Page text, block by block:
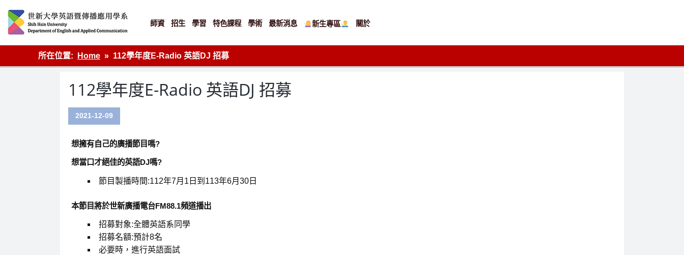
content
英語傳播
師資 招生 學習 特色課程 學術 最新消息 新生專區 關於
所在位置: Home 112學年度E-Radio 英語DJ 招募
112學年度E-Radio 英語DJ 招募
2021-12-09
想擁有自己的廣播節目嗎?
想當口才絕佳的英語DJ嗎?
節目製播時間:112年7月1日到113年6月30日
本節目將於世新廣播電台FM88.1頻道播出
招募對象:全體英語系同學
招募名額:預計8名
必要時，進行英語面試